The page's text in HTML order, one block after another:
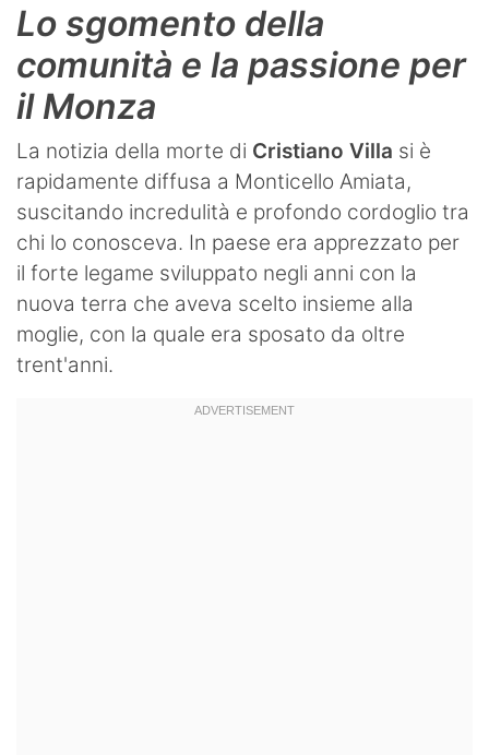
Lo sgomento della
comunità e la passione per
il Monza
La notizia della morte di Cristiano Villa si è
rapidamente diffusa a Monticello Amiata,
suscitando incredulità e profondo cordoglio tra
chi lo conosceva. In paese era apprezzato per
il forte legame sviluppato negli anni con la
nuova terra che aveva scelto insieme alla
moglie, con la quale era sposato da oltre
trent'anni.